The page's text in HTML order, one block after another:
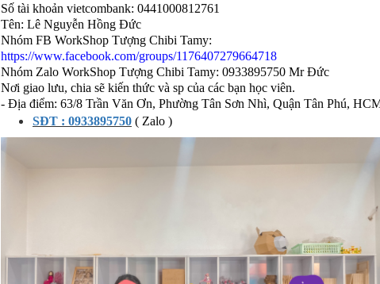
Số tài khoản vietcombank: 0441000812761
Tên: Lê Nguyễn Hồng Đức
Nhóm FB WorkShop Tượng Chibi Tamy:
https://www.facebook.com/groups/1176407279664718
Nhóm Zalo WorkShop Tượng Chibi Tamy: 0933895750 Mr Đức
Nơi giao lưu, chia sẽ kiến thức và sp của các bạn học viên.
- Địa điểm: 63/8 Trần Văn Ơn, Phường Tân Sơn Nhì, Quận Tân Phú,
SĐT : 0933895750 ( Zalo )